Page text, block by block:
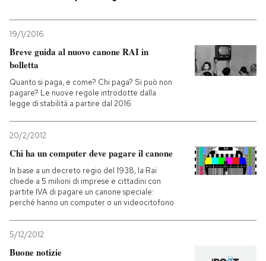
PODCAST
NEWSLETTER
I MIEI PREFERITI
CALENDARIO
AREA PERSONALE
19/1/2016
Breve guida al nuovo canone RAI in
bolletta
Quanto si paga, e come? Chi paga? Si può non
pagare? Le nuove regole introdotte dalla
legge di stabilità a partire dal 2016
20/2/2012
Chi ha un computer deve pagare il canone
In base a un decreto regio del 1938, la Rai
chiede a 5 milioni di imprese e cittadini con
partite IVA di pagare un canone speciale:
perché hanno un computer o un videocitofono
5/12/2012
Buone notizie